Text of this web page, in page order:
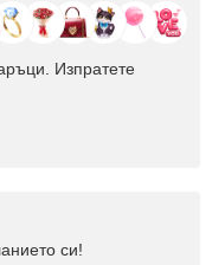
Изпратете
си!